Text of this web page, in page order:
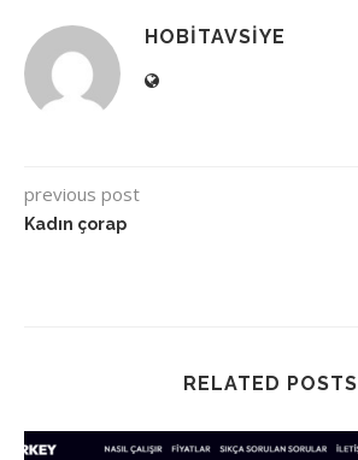
HOBITAVSIYE
previous post
Kadın çorap
RELATED POSTS